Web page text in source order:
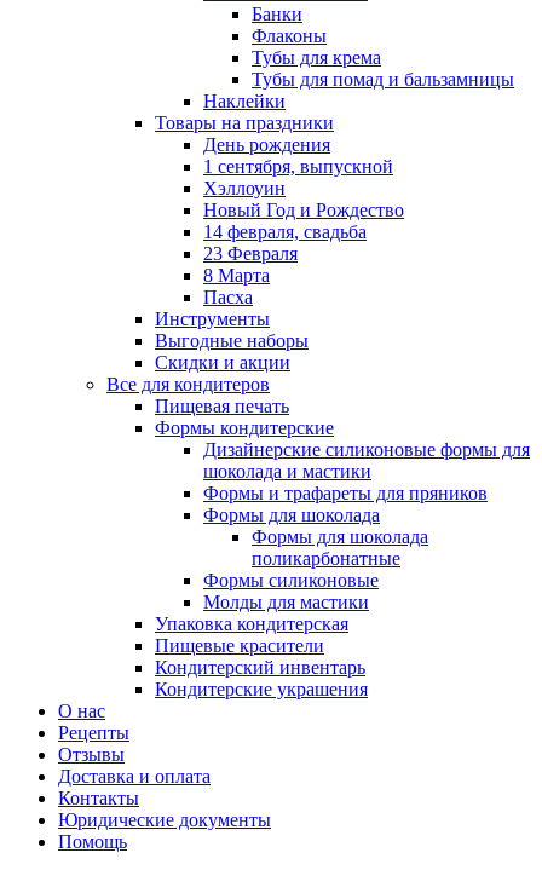
Банки
Флаконы
Тубы для крема
Тубы для помад и бальзамницы
Наклейки
Товары на праздники
День рождения
1 сентября, выпускной
Хэллоуин
Новый Год и Рождество
14 февраля, свадьба
23 Февраля
8 Марта
Пасха
Инструменты
Выгодные наборы
Скидки и акции
Все для кондитеров
Пищевая печать
Формы кондитерские
Дизайнерские силиконовые формы для
шоколада и мастики
Формы и трафареты для пряников
Формы для шоколада
Формы для шоколада
поликарбонатные
Формы силиконовые
Молды для мастики
Упаковка кондитерская
Пищевые красители
Кондитерский инвентарь
Кондитерские украшения
О нас
Рецепты
Отзывы
Доставка и оплата
Контакты
Юридические документы
Помощь